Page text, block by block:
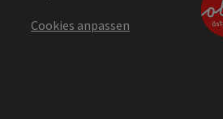
Cookies anpassen